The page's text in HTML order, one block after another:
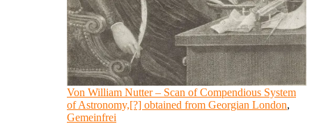
Von William Nutter – Scan of Compendious System
of Astronomy,[?] obtained from Georgian London,
Gemeinfrei